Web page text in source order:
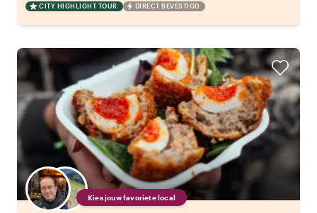
CITY HIGHLIGHT TOUR DIRECT BEVESTIGD
Kies jouw favoriete local